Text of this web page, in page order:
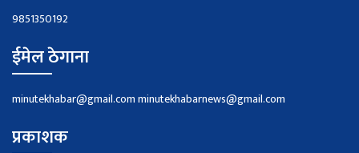
9851350192
ईमेल ठेगाना
minutekhabar@gmail.comminutekhabarnews@gmail.com
प्रकाशक